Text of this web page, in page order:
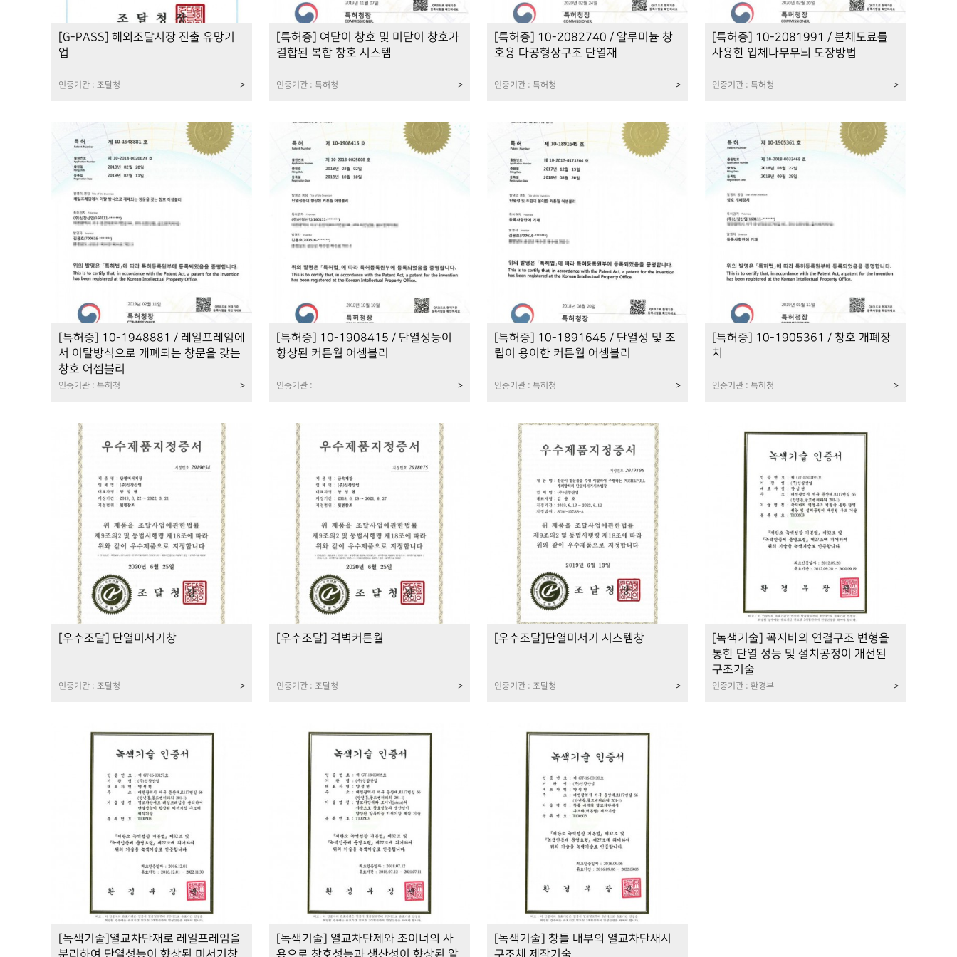
[G-PASS] 해외조달시장 진출 유망기
업
인증기관 : 조달청 >
[특허증] 여닫이 창호 및 미닫이 창호가
결합된 복합 창호 시스템
인증기관 : 특허청 >
[특허증] 10-2082740 / 알루미늄 창
호용 다공형상구조 단열재
인증기관 : 특허청 >
[특허증] 10-2081991 / 분체도료를
사용한 입체나무무늬 도장방법
인증기관 : 특허청 >
[특허증] 10-1948881 / 레일프레임에
서 이탈방식으로 개폐되는 창문을 갖는
창호 어셈블리
인증기관 : 특허청 >
[특허증] 10-1908415 / 단열성능이
향상된 커튼월 어셈블리
인증기관 : >
[특허증] 10-1891645 / 단열성 및 조
립이 용이한 커튼월 어셈블리
인증기관 : 특허청 >
[특허증] 10-1905361 / 창호 개폐장
치
인증기관 : 특허청 >
[우수조달] 단열미서기창
인증기관 : 조달청 >
[우수조달] 격벽커튼월
인증기관 : 조달청 >
[우수조달]단열미서기 시스템창
인증기관 : 조달청 >
[녹색기술] 꼭지바의 연결구조 변형을
통한 단열 성능 및 설치공정이 개선된
구조기술
인증기관 : 환경부 >
[녹색기술]열교차단재로 레일프레임을
분리하여 단열성능이 향상된 미서기창
[녹색기술] 열교차단제와 조이너의 사
용으로 창호성능과 생산성이 향상된 알
[녹색기술] 창틀 내부의 열교차단새시
구조체 제작기술